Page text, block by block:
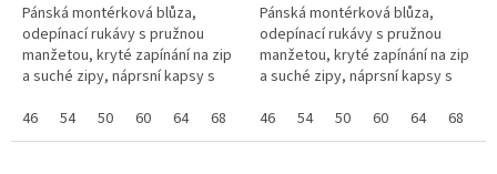
Pánská montérková blůza,
odepínací rukávy s pružnou
manžetou, kryté zapínání na zip
a suché zipy, náprsní kapsy s
na zip, jednoduché boční
kapsy,...
46 54 50 60 64 68 58 48 52 56 66 62
Pánská montérková blůza,
odepínací rukávy s pružnou
manžetou, kryté zapínání na zip
a suché zipy, náprsní kapsy s
na zip, jednoduché boční
kapsy,...
46 54 50 60 64 68